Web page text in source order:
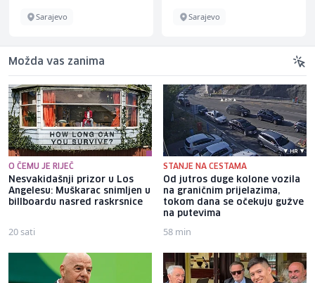
Sarajevo Sarajevo
Možda vas zanima
O ČEMU JE RIJEČ
Nesvakidašnji prizor u Los
Angelesu: Muškarac snimljen u
billboardu nasred raskrsnice
20 sati
STANJE NA CESTAMA
Od jutros duge kolone vozila
na graničnim prijelazima,
tokom dana se očekuju gužve
na putevima
58 min